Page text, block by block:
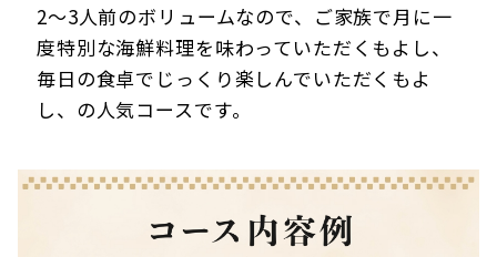
2～3人前のボリュームなので、ご家族で月に一
度特別な海鮮料理を味わっていただくもよし、
毎日の食卓でじっくり楽しんでいただくもよ
し、の人気コースです。